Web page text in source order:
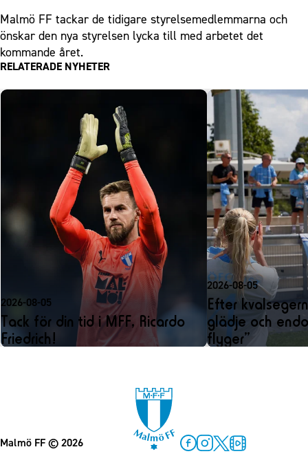
Malmö FF tackar de tidigare styrelsemedlemmarna och
önskar den nya styrelsen lycka till med arbetet det
kommande året.
RELATERADE NYHETER
2026-08-05
Tack för din tid i MFF, Ricardo
Friedrich!
2026-08-05
Efter
glädje och
flyger”
Malmö FF© 2026